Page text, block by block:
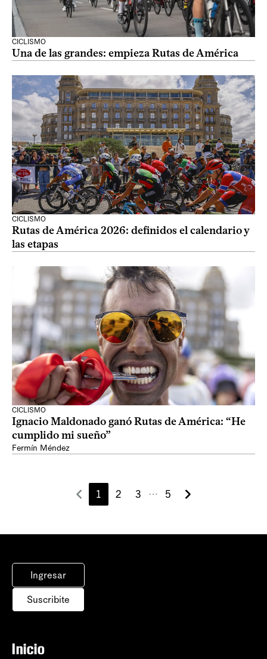
CICLISMO
Una de las grandes: empieza Rutas de América
CICLISMO
Rutas de América 2026: definidos el calendario y
las etapas
CICLISMO
Ignacio Maldonado ganó Rutas de América: “He
cumplido mi sueño”
Fermín Méndez
1 2 3 ⋯ 5
Ingresar
Suscribite
Inicio